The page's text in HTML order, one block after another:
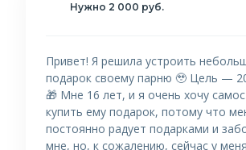
Нужно 2 000 руб.
Привет! Я решила устроить
подарок своему парню 🥹 Цель —
🎁 Мне 16 лет, и я очень хочу
купить ему подарок, потому что
постоянно радует подарками и
мне, но, к сожалению, сейчас у